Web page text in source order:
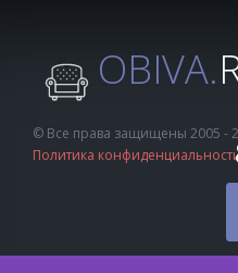
OBIVA.
© Все права защищены 2005 -
Политика